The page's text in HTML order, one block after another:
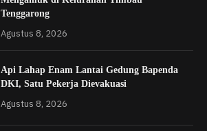
Tenggarong
Agustus 8, 2026
Api Lahap Enam Lantai Gedung Bapenda
DKI, Satu Pekerja Dievakuasi
Agustus 8, 2026